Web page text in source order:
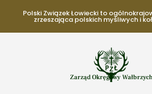
Polski Związek Łowiecki to
zrzeszająca polskich myśliwych i
Zarząd Okręgowy